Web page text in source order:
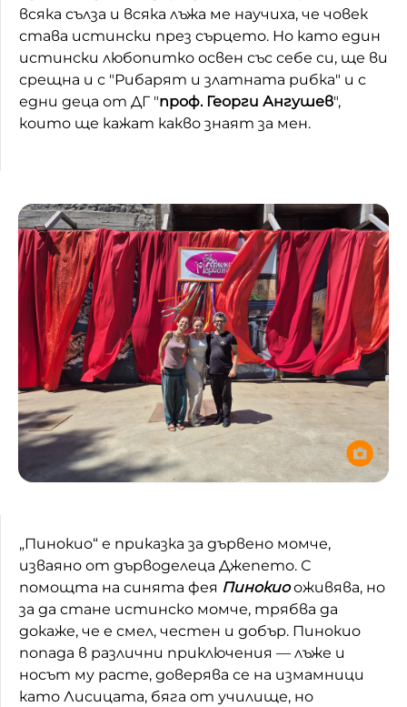
Домашен любимец
Питаме Ви
До ре ми
всяка сълза и всяка лъжа ме научиха, че човек
става истински през сърцето. Но като един
истински любопитко освен със себе си, ще ви
срещна и с "Рибарят и златната рибка" и с
едни деца от ДГ "проф. Георги Ангушев",
които ще кажат какво знаят за мен.
„Пинокио“ е приказка за дървено момче,
изваяно от дърводелеца Джепето. С
помощта на синята фея Пинокио оживява, но
за да стане истинско момче, трябва да
докаже, че е смел, честен и добър. Пинокио
попада в различни приключения — лъже и
носът му расте, доверява се на измамници
като Лисицата, бяга от училище, но